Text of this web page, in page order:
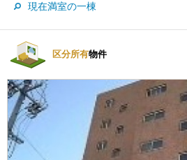
現在満室の一棟
区分所有物件